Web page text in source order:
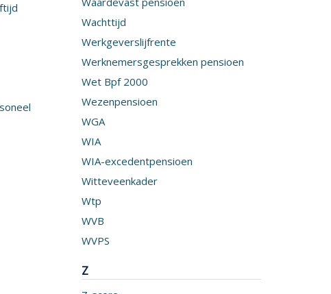
Wachttijd
Werkgeverslijfrente
Werknemersgesprekken pensioen
Wet Bpf 2000
Wezenpensioen
WGA
WIA
WIA-excedentpensioen
Witteveenkader
Wtp
WVB
WVPS
Z